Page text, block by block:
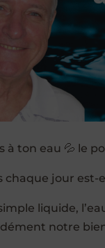
à ton eau 💦 le
chaque jour
liquide,
notre